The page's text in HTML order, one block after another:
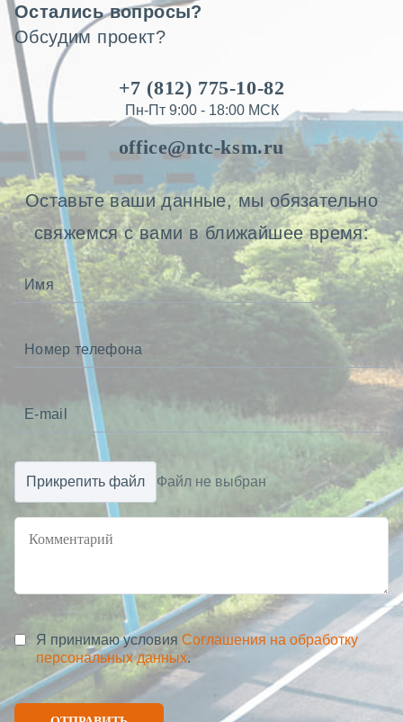
Остались вопросы?
Обсудим проект?
+7 (812) 775-10-82
Пн-Пт 9:00 - 18:00 МСК
office@ntc-ksm.ru
Оставьте ваши данные, мы обязательно
свяжемся с вами в ближайшее время:
Прикрепить файл Файл не выбран
Я принимаю условия Соглашения на обработку
персональных данных.